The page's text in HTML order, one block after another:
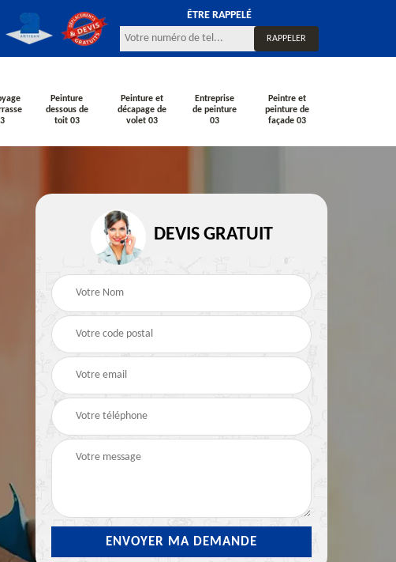
ÊTRE RAPPELÉ
Peinture
dessous de
toit 03
Peinture et
décapage de
volet 03
Entreprise
de peinture
03
Peintre et
peinture de
façade 03
de façade
Peintre en bâtiment
Peintre intérieur 03
DEVIS GRATUIT